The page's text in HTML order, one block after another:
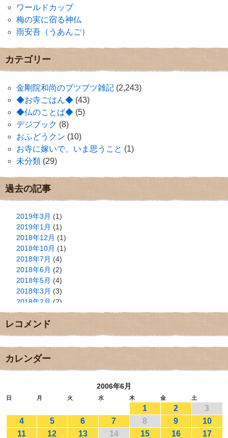
ワールドカップ
梅の実に宿る神仏
雨安吾（うあんご）
カテゴリー
金剛院和尚のブツブツ雑記 (2,243)
◆お寺ごはん◆ (43)
◆仏のことば◆ (5)
デジブック (8)
おふどうクン (10)
お寺に嫁いで、いま思うこと (1)
未分類 (29)
過去の記事
2019年3月 (1)
2019年1月 (1)
2018年12月 (1)
2018年10月 (1)
2018年7月 (4)
2018年6月 (2)
2018年5月 (4)
2018年3月 (3)
2018年2月 (2)
2018年1月(2)
2017年12月
2017年11月(3)
2017年9月
2017年8月
2017年5月
2017年3月(1)
2017年2月(1)
レコメンド
カレンダー
2006年6月
日 月 火 水 木 金 土
1 2
3
4
5 6 7 8 9
10
11
12 13 14 15 16 17